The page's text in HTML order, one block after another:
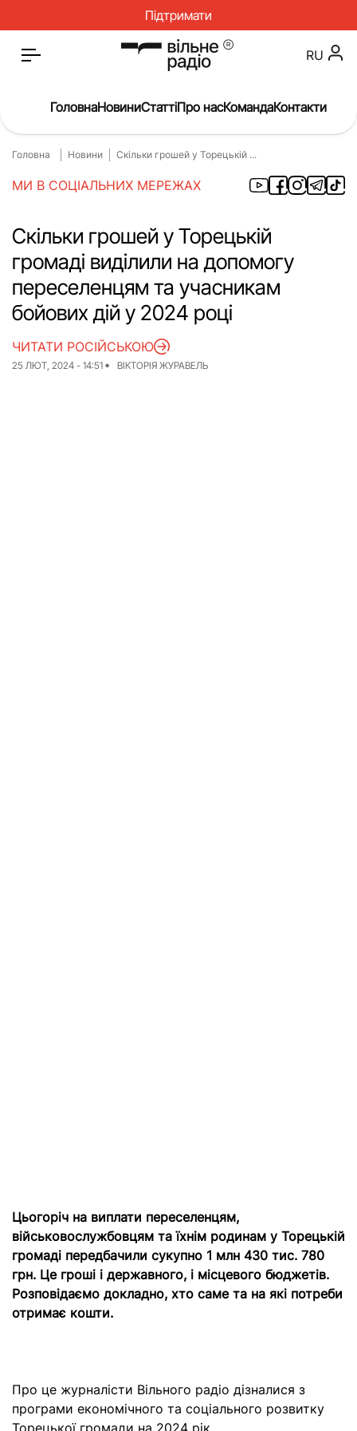
Підтримати
Головна
Новини
Окупація
Про нас
Війна
Гроші
Освіта
Інструкції
Медицина
ЖКГ
Історія
RU
ГоловнаНовиниСтаттіПро насКомандаКонтакти
Головна Новини Скільки грошей у Торецькій ...
МИ В СОЦІАЛЬНИХ МЕРЕЖАХ
Скільки грошей у Торецькій
громаді виділили на допомогу
переселенцям та учасникам
бойових дій у 2024 році
25 ЛЮТ, 2024 - 14:51 ВІКТОРІЯ ЖУРАВЕЛЬ
ЧИТАТИ РОСІЙСЬКОЮ
Цьогоріч на виплати переселенцям,
військовослужбовцям та їхнім родинам у Торецькій
громаді передбачили сукупно 1 млн 430 тис. 780
грн. Це гроші і державного, і місцевого бюджетів.
Розповідаємо докладно, хто саме та на які потреби
отримає кошти.
Про це журналісти Вільного радіо дізналися з
програми економічного та соціального розвитку
Торецької громади на 2024 рік.